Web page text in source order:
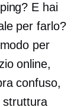
E hai
per farlo?
per
online,
confuso,
struttura